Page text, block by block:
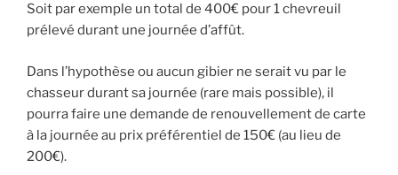
Soit par exemple un total de 400€ pour 1 chevreuil
prélevé durant une journée d’affût.
Dans l’hypothèse ou aucun gibier ne serait vu par le
chasseur durant sa journée (rare mais possible), il
pourra faire une demande de renouvellement de carte
à la journée au prix préférentiel de 150€ (au lieu de
200€).